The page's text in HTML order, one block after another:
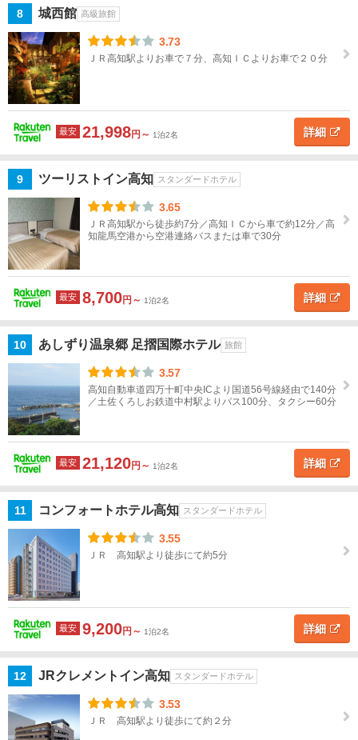
香
美・
室戸
岬
九
州
閉じる
8 城西館 高級旅館
3.73
ＪＲ高知駅よりお車で７分、高知ＩＣよりお車で２０分
最安 21,998円～ 1泊2名 詳細
9 ツーリストイン高知 スタンダードホテル
3.65
ＪＲ高知駅から徒歩約7分／高知ＩＣから車で約12分／高
知龍馬空港から空港連絡バスまたは車で30分
最安 8,700円～ 1泊2名 詳細
10 あしずり温泉郷 足摺国際ホテル 旅館
3.57
高知自動車道四万十町中央ICより国道56号線経由で140分
／土佐くろしお鉄道中村駅よりバス100分、タクシー60分
最安 21,120円～ 1泊2名 詳細
11 コンフォートホテル高知 スタンダードホテル
3.55
ＪＲ 高知駅より徒歩にて約5分
最安 9,200円～ 1泊2名 詳細
12 JRクレメントイン高知 スタンダードホテル
3.53
ＪＲ 高知駅より徒歩にて約２分